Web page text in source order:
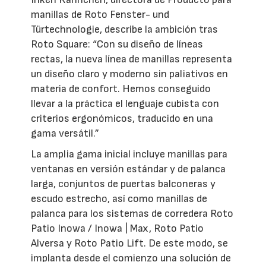
manillas de Roto Fenster- und
Türtechnologie, describe la ambición tras
Roto Square: “Con su diseño de líneas
rectas, la nueva línea de manillas representa
un diseño claro y moderno sin paliativos en
materia de confort. Hemos conseguido
llevar a la práctica el lenguaje cubista con
criterios ergonómicos, traducido en una
gama versátil.”
La amplia gama inicial incluye manillas para
ventanas en versión estándar y de palanca
larga, conjuntos de puertas balconeras y
escudo estrecho, así como manillas de
palanca para los sistemas de corredera Roto
Patio Inowa / Inowa | Max, Roto Patio
Alversa y Roto Patio Lift. De este modo, se
implanta desde el comienzo una solución de